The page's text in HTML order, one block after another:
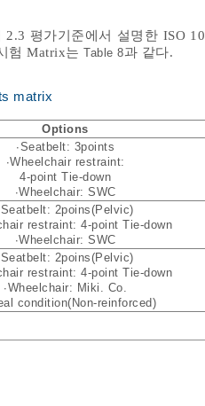
평가기준에서 설명한 ISO
험 Matrix는 Table 8과 같다.
matrix
Options
∙Seatbelt: 3points
∙Wheelchair restraint:
4-point Tie-down
∙Wheelchair: SWC
2poins(Pelvic)
restraint: 4-point Tie-down
∙Wheelchair: SWC
2poins(Pelvic)
restraint: 4-point Tie-down
∙Wheelchair: Miki. Co.
condition(Non-reinforced)